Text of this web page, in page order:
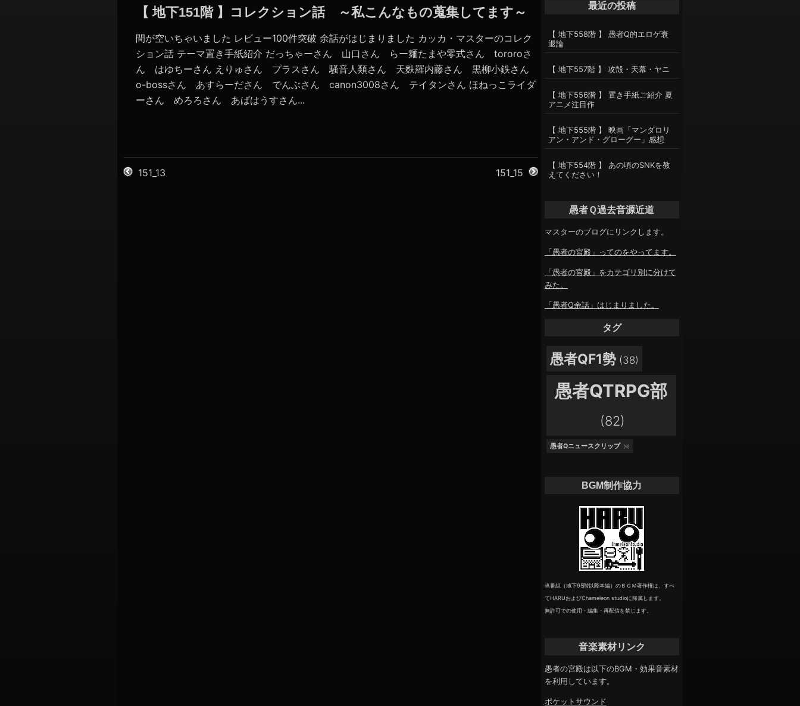
【 地下151階 】コレクション話 ～私こんなもの蒐集してます～
間が空いちゃいました レビュー100件突破 余話がはじまりました カッカ・マスターのコレク
ション話 テーマ置き手紙紹介 だっちゃーさん 山口さん らー麺たまや零式さん tororoさ
ん はゆちーさん えりゅさん プラスさん 騒音人類さん 天麩羅内藤さん 黒柳小鉄さん
o-bossさん あすらーださん でんぶさん canon3008さん テイタンさん ほねっこライダ
ーさん めろろさん あばはうすさん...
151_13 151_15
最近の投稿
【 地下558階 】 愚者Q的エロゲ衰
退論
【 地下557階 】 攻殻・天幕・ヤニ
【 地下556階 】 置き手紙ご紹介 夏
アニメ注目作
【 地下555階 】 映画「マンダロリ
アン・アンド・グローグー」感想
【 地下554階 】 あの頃のSNKを教
えてください！
愚者Ｑ過去音源近道
マスターのブログにリンクします。
「愚者の宮殿」ってのをやってます。
「愚者の宮殿」をカテゴリ別に分けて
みた。
「愚者Q余話」はじまりました。
タグ
愚者QF1勢 (38)
愚者QTRPG部
(82)
愚者Qニュースクリップ (9)
BGM制作協力
当番組（地下95階以降本編）のＢＧＭ著作権は、すべ
てHARUおよびChameleon studioに帰属します。
無許可での使用・編集・再配信を禁じます。
音楽素材リンク
愚者の宮殿は以下のBGM・効果音素材
を利用しています。
ポケットサウンド